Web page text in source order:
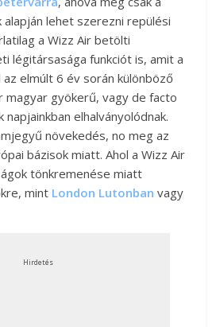
lehet szerezni repülési
a Wizz Air betölti
légitársasága funkciót is, amit a
elmúlt 6 év során különböző
magyar gyökerű, vagy de facto
elhalványolódnak.
növekedés, no meg az
bázisok miatt. Ahol a Wizz Air
tönkremenése miatt
mint London Lutonban vagy
Hirdetés